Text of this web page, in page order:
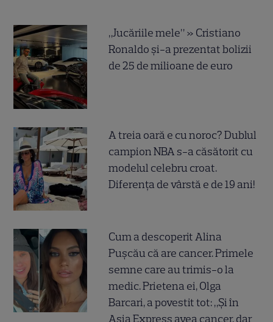
„Jucăriile mele” » Cristiano
Ronaldo și-a prezentat bolizii
de 25 de milioane de euro
A treia oară e cu noroc? Dublul
campion NBA s-a căsătorit cu
modelul celebru croat.
Diferența de vârstă e de 19 ani!
Cum a descoperit Alina
Pușcău că are cancer. Primele
semne care au trimis-o la
medic. Prietena ei, Olga
Barcari, a povestit tot: „Și în
Asia Express avea cancer, dar